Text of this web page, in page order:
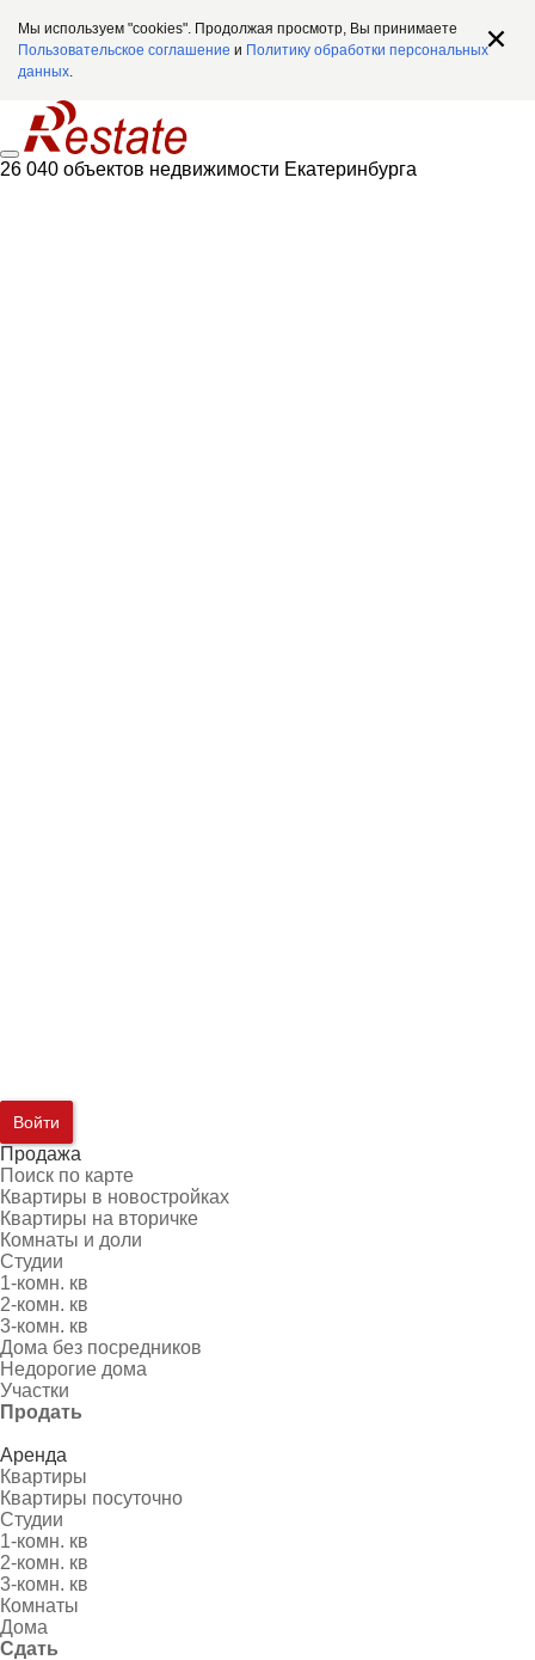
Мы используем "cookies". Продолжая просмотр, Вы принимаете
Пользовательское соглашение и Политику обработки персональных
данных.
26 040 объектов недвижимости Екатеринбурга
Войти
Продажа
Поиск по карте
Квартиры в новостройках
Квартиры на вторичке
Комнаты и доли
Студии
1-комн. кв
2-комн. кв
3-комн. кв
Дома без посредников
Недорогие дома
Участки
Продать
Аренда
Квартиры
Квартиры посуточно
Студии
1-комн. кв
2-комн. кв
3-комн. кв
Комнаты
Дома
Сдать